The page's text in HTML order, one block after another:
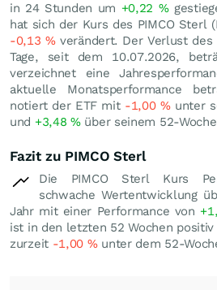
in 24 Stunden um +0,22 %
hat sich der Kurs des PIMCO Sterl
-0,13 %verändert. Der Verlust des
Tage, seit dem 10.07.2026,
verzeichnet eine
aktuelle Monatsperformance
notiert der ETF mit -1,00 %unter
und +3,48%über seinem 52-
Fazit zu PIMCO Sterl
Die PIMCO Sterl Kurs
schwache Wertentwicklung
Jahr mit einer Performance von
ist in den letzten 52 Wochen
zurzeit -1,00 %unter dem 52-